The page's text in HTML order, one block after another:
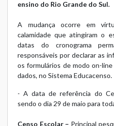
ensino do Rio Grande do Sul.
A mudança ocorre em
calamidade que atingiram o
datas do cronograma
responsáveis por declarar as
os formulários de modo on-
dados, no Sistema Educacenso.
- A data de referência do
sendo o dia 29 de maio para
Censo Escolar – Principal